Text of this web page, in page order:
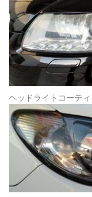
ヘッドライトコーテ